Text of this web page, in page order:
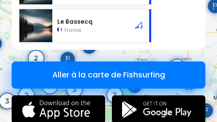
Le Bassecq
France
Aller à la carte de Fishsurfing